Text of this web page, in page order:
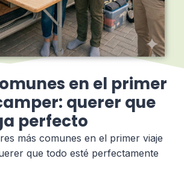
en el primer
querer que
perfecto
más comunes en el primer viaje
que todo esté perfectamente